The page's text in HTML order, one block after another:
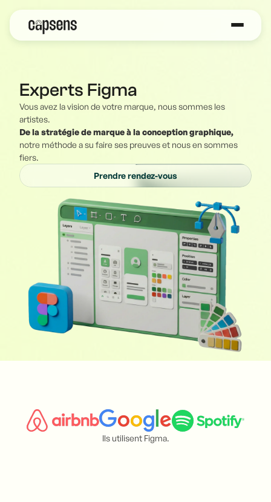
Experts Figma
Vous avez la vision de votre marque, nous sommes les
artistes.
De la stratégie de marque à la conception graphique,
notre méthode a su faire ses preuves et nous en sommes
fiers.
Prendre rendez-vous
Ils utilisent Figma.